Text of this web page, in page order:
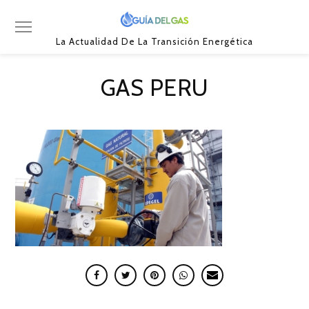
La Actualidad De La Transición Energética
GAS PERU